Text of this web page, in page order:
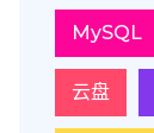
MySQL
云盘